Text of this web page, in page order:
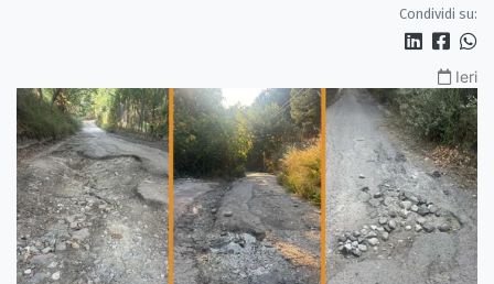
Condividi su:
Ieri